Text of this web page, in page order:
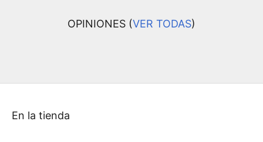
OPINIONES (VER TODAS)
En la tienda